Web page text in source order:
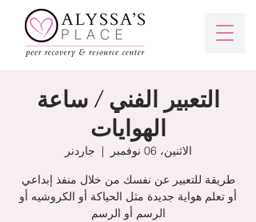
التعبير الفني / ساعة
الهوايات
الاثنين، 06 نوفمبر
  |
جاردنر
طريقة للتعبير عن نفسك من خلال منفذ إبداعي
أو تعلم هواية جديدة مثل الحياكة أو الكروشيه أو
الرسم أو الرسم